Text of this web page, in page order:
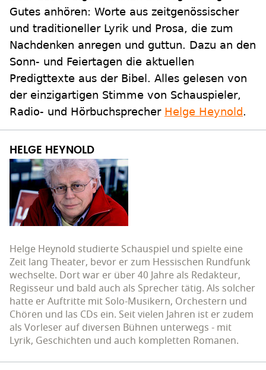
Gutes anhören: Worte aus zeitgenössischer
und traditioneller Lyrik und Prosa, die zum
Nachdenken anregen und guttun. Dazu an den
Sonn- und Feiertagen die aktuellen
Predigttexte aus der Bibel. Alles gelesen von
der einzigartigen Stimme von Schauspieler,
Radio- und Hörbuchsprecher Helge Heynold.
HELGE HEYNOLD
Helge Heynold studierte Schauspiel und spielte eine
Zeit lang Theater, bevor er zum Hessischen Rundfunk
wechselte. Dort war er über 40 Jahre als Redakteur,
Regisseur und bald auch als Sprecher tätig. Als solcher
hatte er Auftritte mit Solo-Musikern, Orchestern und
Chören und las CDs ein. Seit vielen Jahren ist er zudem
als Vorleser auf diversen Bühnen unterwegs - mit
Lyrik, Geschichten und auch kompletten Romanen.